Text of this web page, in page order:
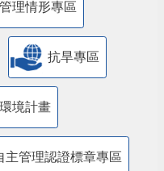
理情形專區
抗旱專區
境計畫